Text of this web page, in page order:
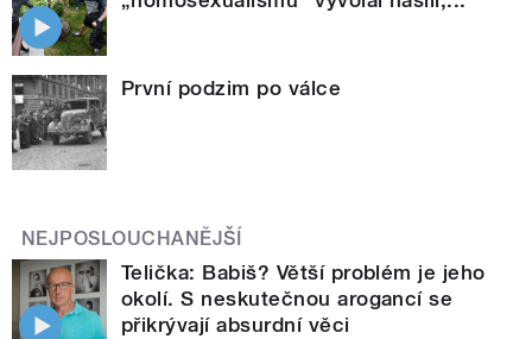
První podzim po válce
NEJPOSLOUCHANĚJŠÍ
Telička: Babiš? Větší problém je jeho
okolí. S neskutečnou arogancí se
přikrývají absurdní věci